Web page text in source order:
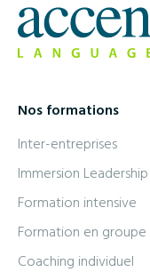
Nos formations
Inter-entreprises
Immersion Leadership
Formation intensive
Formation en groupe
Coaching individuel